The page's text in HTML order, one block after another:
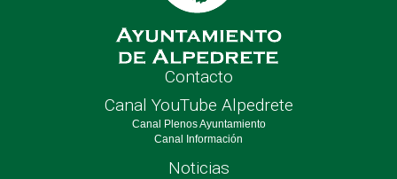
Contacto
Canal YouTube Alpedrete
Canal Plenos Ayuntamiento
Canal Información
Noticias